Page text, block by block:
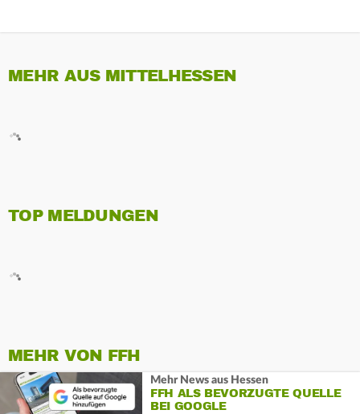
MEHR AUS MITTELHESSEN
TOP MELDUNGEN
MEHR VON FFH
Mehr News aus Hessen
FFH ALS BEVORZUGTE QUELLE
BEI GOOGLE